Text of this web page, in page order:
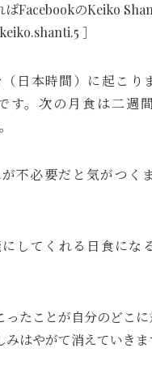
FacebookのKeiko
］
日本時間）に起こり
す。次の月食は二週
不必要だと気がつく
してくれる日食にな
たことが自分のどこ
はやがて消えていき